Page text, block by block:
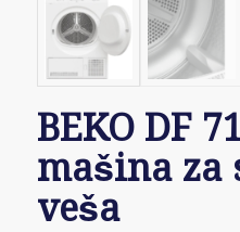
BEKO DF
mašina za
veša